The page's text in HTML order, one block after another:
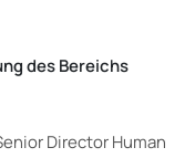
des Bereichs
Director Human